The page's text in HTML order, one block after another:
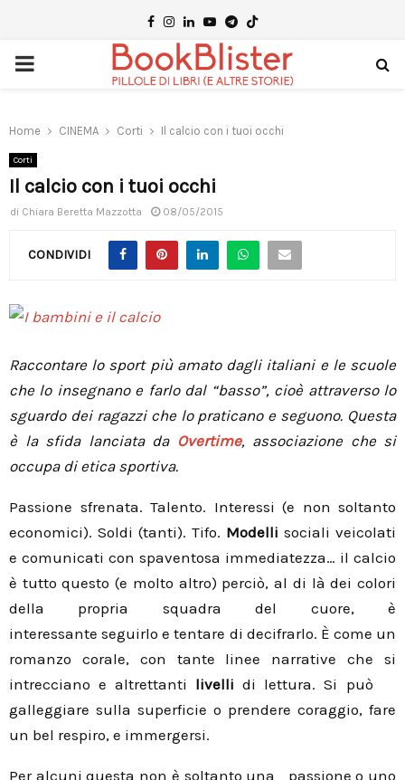
Facebook
Instagram
LinkedinYoutubeTelegram
PRIMARY
Home CINEMA Corti Il calcio con i tuoi occhi
Corti
Il calcio con i tuoi occhi
di Chiara Beretta Mazzotta 08/05/2015
CONDIVIDI
Raccontare lo sport più amato dagli italiani e le scuole
che lo insegnano e farlo dal “basso”, cioè attraverso lo
sguardo dei ragazzi che lo praticano e seguono. Questa
è la sfida lanciata da Overtime, associazione che si
occupa di etica sportiva.
Passione sfrenata. Talento. Interessi (e non soltanto
economici). Soldi (tanti). Tifo. Modelli sociali veicolati
e comunicati con spaventosa immediatezza… il calcio
è tutto questo (e molto altro) perciò, al di là dei colori
della propria squadra del cuore, è
interessante seguirlo e tentare di decifrarlo. È come un
romanzo corale, con tante linee narrative che si
intrecciano e altrettanti livelli di lettura. Si può
galleggiare sulla superficie o prendere coraggio, fare
un bel respiro, e immergersi.
Per alcuni questa non è soltanto una passione o uno